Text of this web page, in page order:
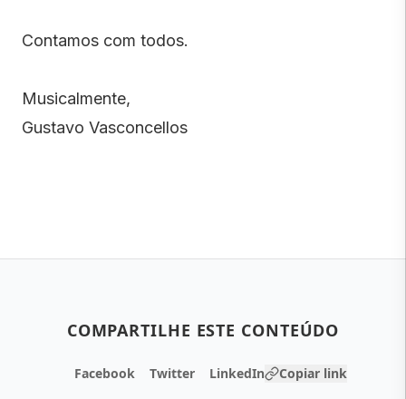
Contamos com todos.
Musicalmente,
Gustavo Vasconcellos
COMPARTILHE ESTE CONTEÚDO
Facebook Twitter LinkedIn Copiar link